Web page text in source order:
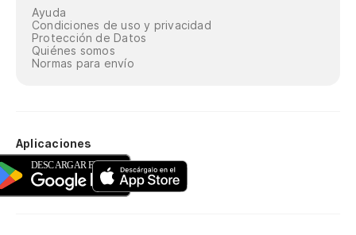
Ayuda
Condiciones de uso y privacidad
Protección de Datos
Quiénes somos
Normas para envío
Aplicaciones